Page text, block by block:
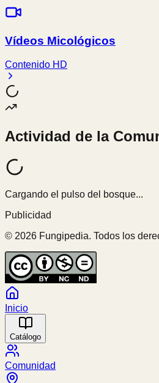
Vídeos Micológicos
Contenido HD
Actividad de la
Cargando el pulso del bosque...
Publicidad
© 2026 Fungipedia. Todos los
Inicio
Catálogo
Comunidad